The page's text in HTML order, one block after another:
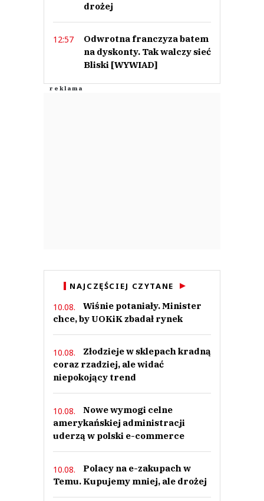
drożej
12:57
Odwrotna franczyza batem
na dyskonty. Tak walczy sieć
Bliski [WYWIAD]
NAJCZĘŚCIEJ CZYTANE
10.08.
Wiśnie potaniały. Minister
chce, by UOKiK zbadał rynek
10.08.
Złodzieje w sklepach kradną
coraz rzadziej, ale widać
niepokojący trend
10.08.
Nowe wymogi celne
amerykańskiej administracji
uderzą w polski e-commerce
10.08.
Polacy na e-zakupach w
Temu. Kupujemy mniej, ale drożej